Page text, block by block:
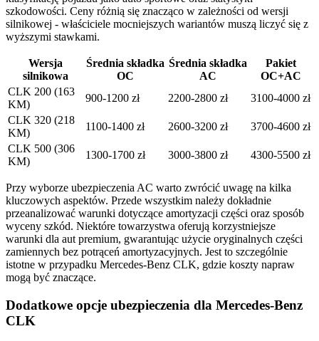
szkodowości. Ceny różnią się znacząco w zależności od wersji
silnikowej - właściciele mocniejszych wariantów muszą liczyć się z
wyższymi stawkami.
Wersja
silnikowa
Średnia składka
OC
Średnia składka
AC
Pakiet
OC+AC
CLK 200 (163
KM)
900-1200 zł 2200-2800 zł
3100-4000 zł
CLK 320 (218
KM)
1100-1400 zł 2600-3200 zł
3700-4600 zł
CLK 500 (306
KM)
1300-1700 zł 3000-3800 zł 4300-5500 zł
Przy wyborze ubezpieczenia AC warto zwrócić uwagę na kilka
kluczowych aspektów. Przede wszystkim należy dokładnie
przeanalizować warunki dotyczące amortyzacji części oraz sposób
wyceny szkód. Niektóre towarzystwa oferują korzystniejsze
warunki dla aut premium, gwarantując użycie oryginalnych części
zamiennych bez potrąceń amortyzacyjnych. Jest to szczególnie
istotne w przypadku Mercedes-Benz CLK, gdzie koszty napraw
mogą być znaczące.
Dodatkowe opcje ubezpieczenia dla Mercedes-Benz
CLK